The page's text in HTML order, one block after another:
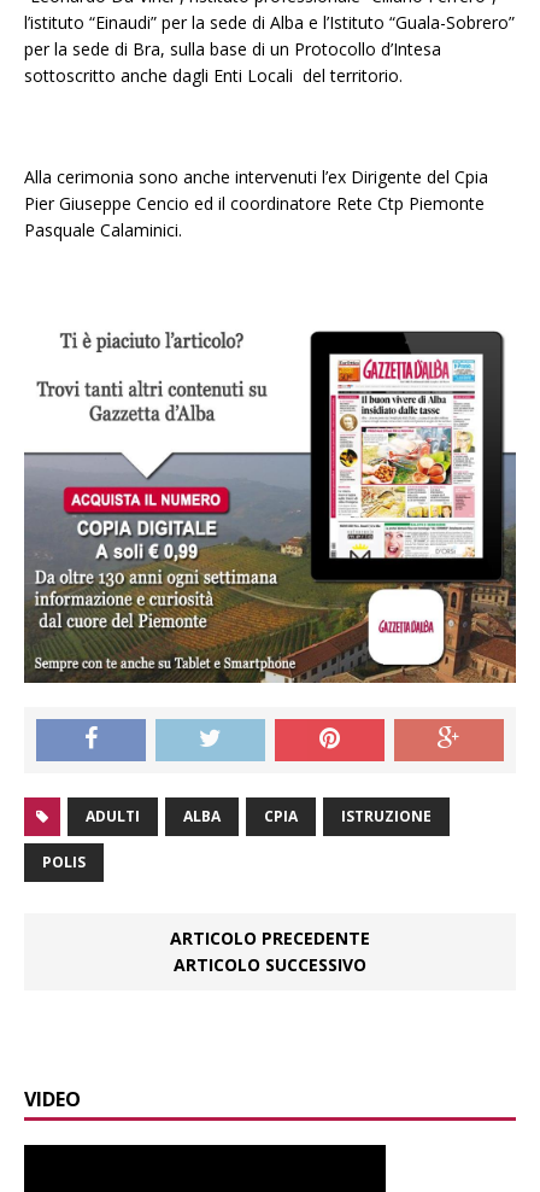
l’istituto “Einaudi” per la sede di Alba e l’Istituto “Guala-Sobrero”
per la sede di Bra, sulla base di un Protocollo d’Intesa
sottoscritto anche dagli Enti Locali del territorio.
Alla cerimonia sono anche intervenuti l’ex Dirigente del Cpia
Pier Giuseppe Cencio ed il coordinatore Rete Ctp Piemonte
Pasquale Calaminici.
ADULTI ALBA CPIA ISTRUZIONE
POLIS
ARTICOLO PRECEDENTE
ARTICOLO SUCCESSIVO
VIDEO